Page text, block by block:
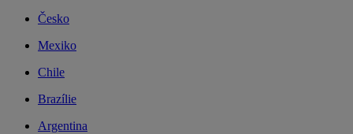
Česko
Mexiko
Chile
Brazílie
Argentina